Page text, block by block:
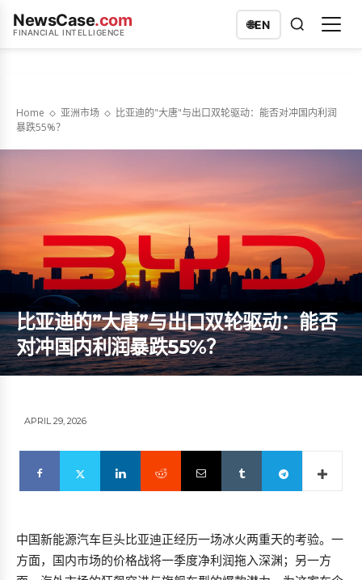
NewsCase.com
FINANCIAL INTELLIGENCE
🌐EN
Home 亚洲市场
比亚迪的"大唐"与出口双轮驱动：能否对冲国内利润
暴跌55%？
比亚迪的”大唐”与出口双轮驱动：能否
对冲国内利润暴跌55%？
APRIL 29, 2026
中国新能源汽车巨头比亚迪正经历一场冰火两重天的考验。一
方面，国内市场的价格战将一季度净利润拖入深渊；另一方